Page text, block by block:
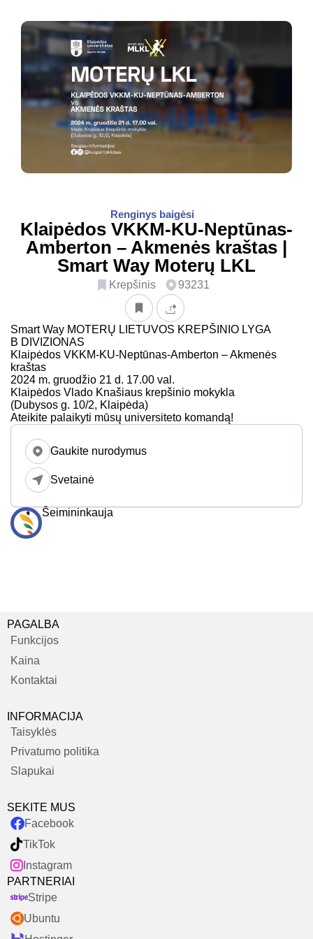
Renginys baigėsi
Klaipėdos VKKM-KU-Neptūnas-
Amberton – Akmenės kraštas |
Smart Way Moterų LKL
Krepšinis 93231
Smart Way MOTERŲ LIETUVOS KREPŠINIO LYGA
B DIVIZIONAS
Klaipėdos VKKM-KU-Neptūnas-Amberton – Akmenės
kraštas
2024 m. gruodžio 21 d. 17.00 val.
Klaipėdos Vlado Knašiaus krepšinio mokykla
(Dubysos g. 10/2, Klaipėda)
Ateikite palaikyti mūsų universiteto komandą!
Gaukite nurodymus
Svetainė
Šeimininkauja
PAGALBA
Funkcijos
Kaina
Kontaktai
INFORMACIJA
Taisyklės
Privatumo politika
Slapukai
SEKITE MUS
Facebook
TikTok
Instagram
PARTNERIAI
Stripe
Ubuntu